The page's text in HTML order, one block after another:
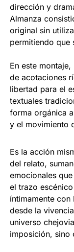
dirección y
Almanza
original sin
permitiendo que
En este
de acotaciones
libertad para el
textuales
forma orgánica
y el movimiento
Es la acción
del relato,
emocionales
el trazo
íntimamente
desde la
universo
imposición, sino